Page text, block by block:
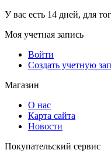
У вас есть 14 дней, для
Моя учетная запись
Войти
Создать учетную
Магазин
О нас
Карта сайта
Новости
Покупательский сервис